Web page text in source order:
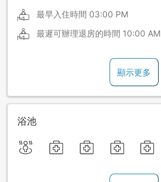
最早入住時間 03:00 PM
最遲可辦理退房的時間 10:00 AM
顯示更多
浴池